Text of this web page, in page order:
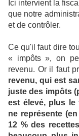
Ici intervient la
que notre
et de contrôler.
Ce qu'il faut dire
« impôts », on
revenu. Or il faut
revenu, qui est
juste des impôts
est élevé, plus le
ne représente
12 % des